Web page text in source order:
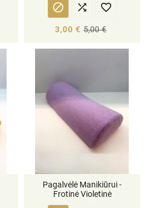
  
3,00 € 5,00 €
Pagalvėlė Manikiūrui -
Frotinė Violetinė